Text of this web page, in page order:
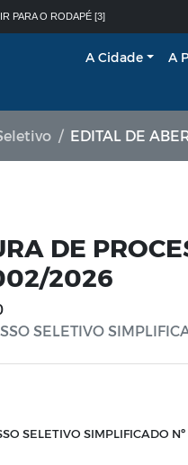
IR PARA O RODAPÉ [3]
A Cidade A
EDITAL DE
DE
2026
SELETIVO
SELETIVO SIMPLIFICADO